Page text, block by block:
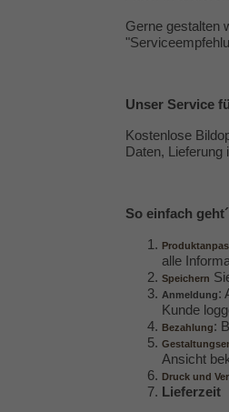
Gerne gestalten
"
Unser Service
Kostenlose
Daten,
So einfach
alle
Speichern
Anmeldung:
Kunde
Bezahlung:
Ansicht
Druck und
Lieferzeit